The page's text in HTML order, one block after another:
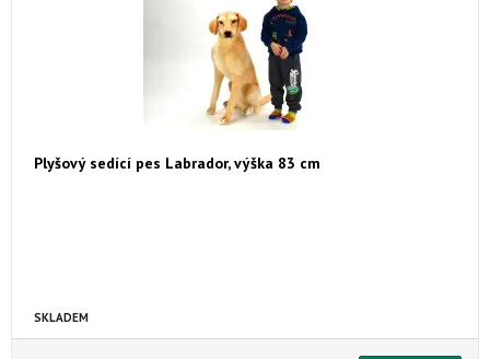
Plyšový sedící pes Labrador, výška 83 cm
SKLADEM